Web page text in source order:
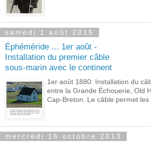
samedi 1 août 2015
Éphéméride ... 1er août -
Installation du premier câble
sous-marin avec le continent
1er août 1880: Installation du
entre la Grande Échouerie, Old
Cap-Breton. Le câble permet les
mercredi 16 octobre 2013